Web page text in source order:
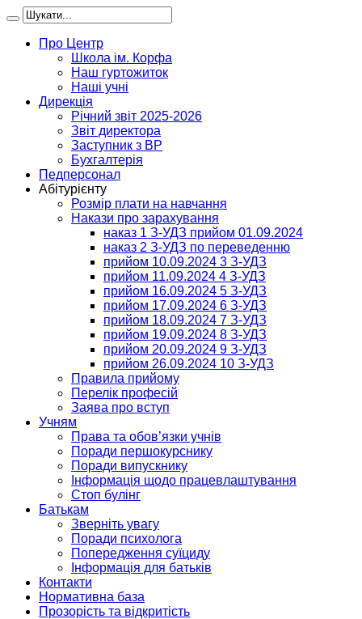
Про Центр
Школа ім. Корфа
Наш гуртожиток
Наші учні
Дирекція
Річний звіт 2025-2026
Звіт директора
Заступник з ВР
Бухгалтерія
Педперсонал
Абітурієнту
Розмір плати на навчання
Накази про зарахування
наказ 1 З-УДЗ прийом 01.09.2024
наказ 2 З-УДЗ по переведенню
прийом 10.09.2024 3 З-УДЗ
прийом 11.09.2024 4 З-УДЗ
прийом 16.09.2024 5 З-УДЗ
прийом 17.09.2024 6 З-УДЗ
прийом 18.09.2024 7 З-УДЗ
прийом 19.09.2024 8 З-УДЗ
прийом 20.09.2024 9 З-УДЗ
прийом 26.09.2024 10 З-УДЗ
Правила прийому
Перелік професій
Заява про вступ
Учням
Права та обов’язки учнів
Поради першокурснику
Поради випускнику
Інформація щодо працевлаштування
Стоп булінг
Батькам
Зверніть увагу
Поради психолога
Попередження суїциду
Інформація для батьків
Контакти
Нормативна база
Прозорість та відкритість